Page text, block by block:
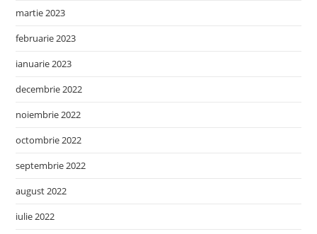
martie 2023
februarie 2023
ianuarie 2023
decembrie 2022
noiembrie 2022
octombrie 2022
septembrie 2022
august 2022
iulie 2022